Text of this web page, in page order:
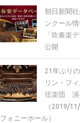
朝日新聞
ンクール
「吹奏楽
公開
21年ぶり
リン・フ
弦楽団 演
（2019/
フォニーホール）